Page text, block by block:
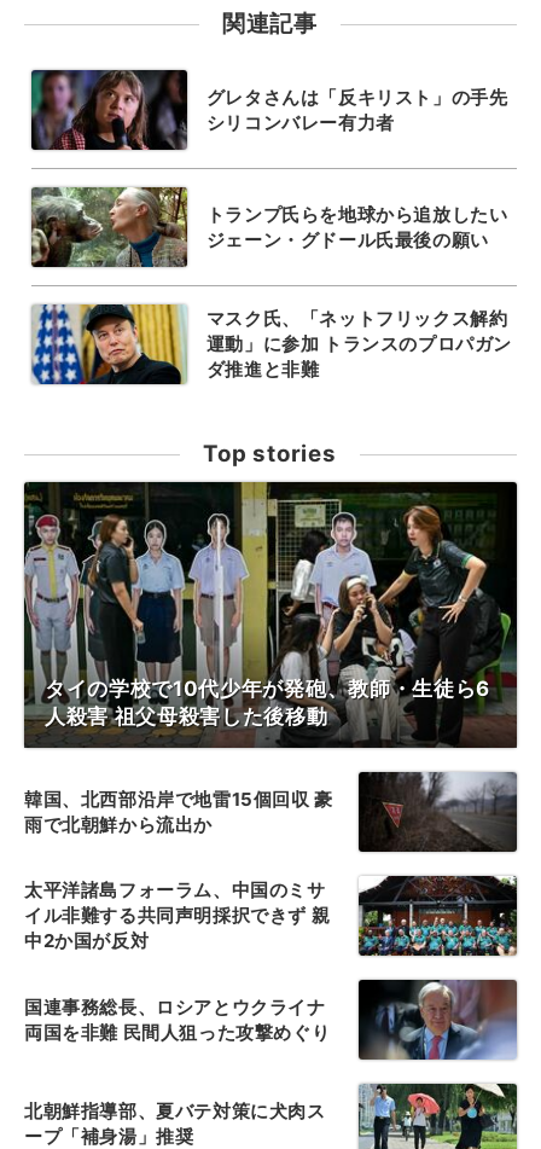
関連記事
グレタさんは「反キリスト」の手先
シリコンバレー有力者
トランプ氏らを地球から追放したい
ジェーン・グドール氏最後の願い
マスク氏、「ネットフリックス解約
運動」に参加 トランスのプロパガン
ダ推進と非難
Top stories
タイの学校で10代少年が発砲、教師・生徒ら6
人殺害 祖父母殺害した後移動
韓国、北西部沿岸で地雷15個回収 豪
雨で北朝鮮から流出か
太平洋諸島フォーラム、中国のミサ
イル非難する共同声明採択できず 親
中2か国が反対
国連事務総長、ロシアとウクライナ
両国を非難 民間人狙った攻撃めぐり
北朝鮮指導部、夏バテ対策に犬肉ス
ープ「補身湯」推奨